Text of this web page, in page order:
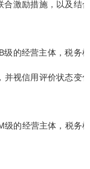
合激励措施，以及结合
的经营主体，税务
并视信用评价状态变化
的经营主体，税务